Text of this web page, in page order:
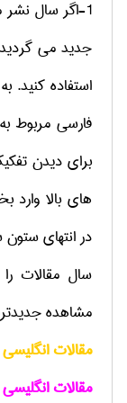
1-اگر سال نشر
جدید می
استفاده کنید.
فارسی مربوط
برای دیدن
های بالا
در انتهای
سال مقالات را
مشاهده
مقالات انگلیسی 2023 با ترجمه فارسی
مقالات انگلیسی 2022 با ترجمه